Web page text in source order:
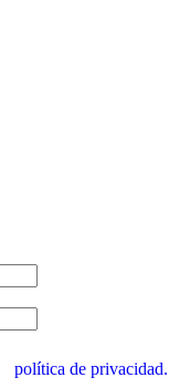
política de privacidad.